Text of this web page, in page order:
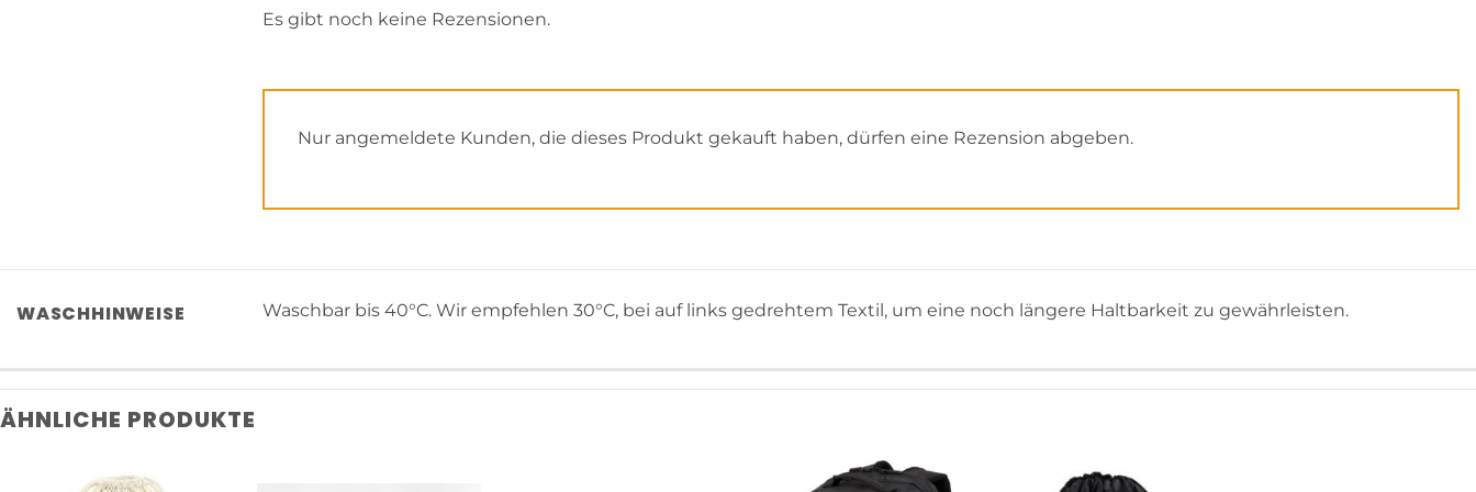
Es gibt noch keine Rezensionen.
Nur angemeldete Kunden, die dieses Produkt gekauft haben, dürfen eine Rezension abgeben.
WASCHHINWEISE Waschbar bis 40°C. Wir empfehlen 30°C, bei auf links gedrehtem Textil, um eine noch längere Haltbarkeit zu gewährleisten.
ÄHNLICHE PRODUKTE